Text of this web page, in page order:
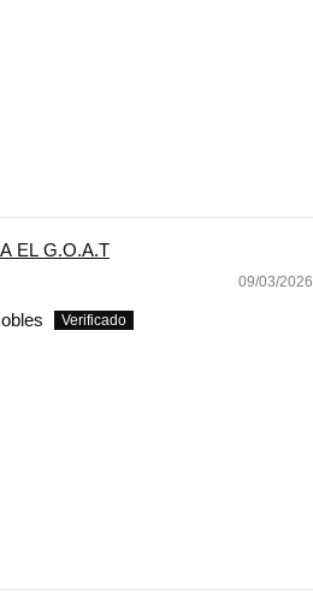
EL G.O.A.T
09/03/2026